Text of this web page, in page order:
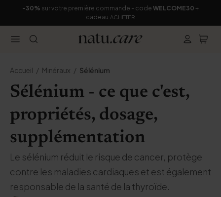
-30% sur votre première commande - code WELCOME30 +
cadeau ACHETER
Accueil Minéraux Sélénium
Sélénium - ce que c'est,
propriétés, dosage,
supplémentation
Le sélénium réduit le risque de cancer, protège
contre les maladies cardiaques et est également
responsable de la santé de la thyroïde.